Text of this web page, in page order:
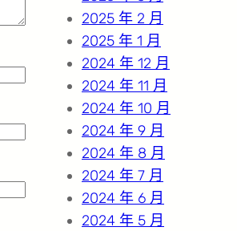
2025 年 2 月
2025 年 1 月
2024 年 12 月
2024 年 11 月
2024 年 10 月
2024 年 9 月
2024 年 8 月
2024 年 7 月
2024 年 6 月
2024 年 5 月